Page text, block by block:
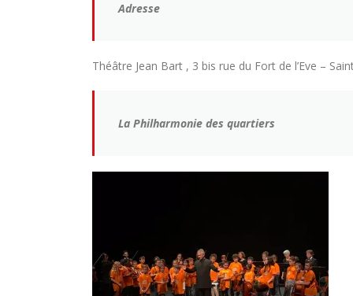
Adresse
Théâtre Jean Bart , 3 bis rue du Fort de l’Eve –
La Philharmonie des quartiers